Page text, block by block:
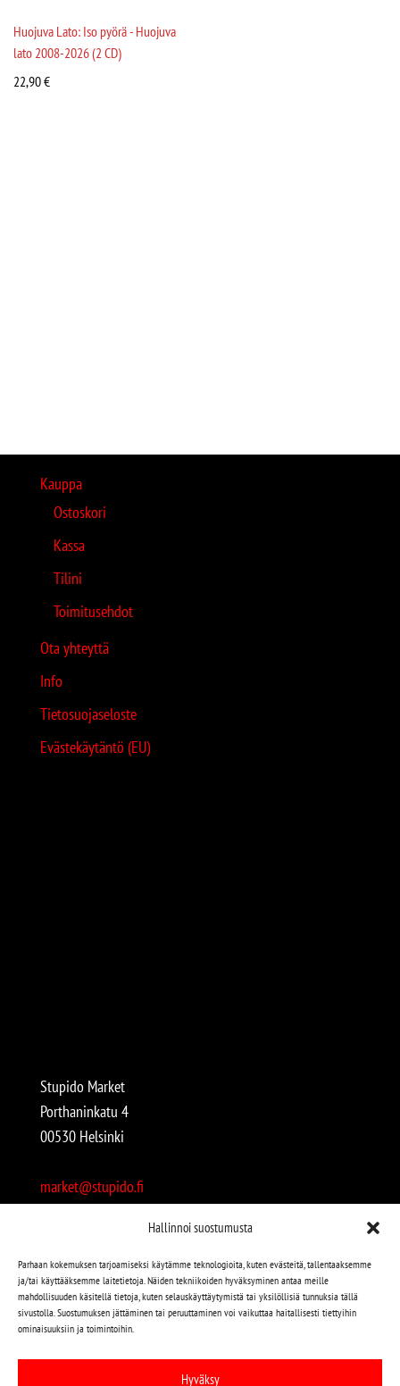
Hallinnoi suostumusta
Parhaan kokemuksen tarjoamiseksi käytämme teknologioita, kuten evästeitä, tallentaaksemme
ja/tai käyttääksemme laitetietoja. Näiden tekniikoiden hyväksyminen antaa meille
mahdollisuuden käsitellä tietoja, kuten selauskäyttäytymistä tai yksilöllisiä tunnuksia tällä
sivustolla. Suostumuksen jättäminen tai peruuttaminen voi vaikuttaa haitallisesti tiettyihin
ominaisuuksiin ja toimintoihin.
Hyväksy
Huojuva Lato: Iso pyörä - Huojuva
lato 2008-2026 (2 CD)
22,90€
Kauppa
Ostoskori
Kassa
Tilini
Toimitusehdot
Ota yhteyttä
Info
Tietosuojaseloste
Evästekäytäntö (EU)
Stupido Market
Porthaninkatu 4
00530 Helsinki
market@stupido.fi
Avoinna:
arkisin 12-18
lauantaisin 12-17
Stupido löytyy myös kivijalasta!